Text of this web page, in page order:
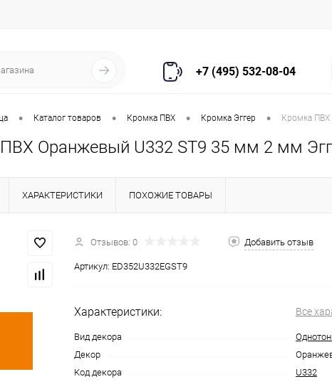
+7 (495) 532-08-04
• Каталог товаров • Кромка ПВХ • Кромка Эггер • Кромка
Оранжевый U332 ST9 35 мм 2 мм
ХАРАКТЕРИСТИКИ ПОХОЖИЕ ТОВАРЫ
Отзывов: 0 Добавить отзыв
Артикул: ED352U332EGST9
Характеристики: Все
Вид декора
Декор
Код декора
U332